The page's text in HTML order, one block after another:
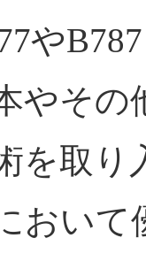
や
やそ
を取り
おいて